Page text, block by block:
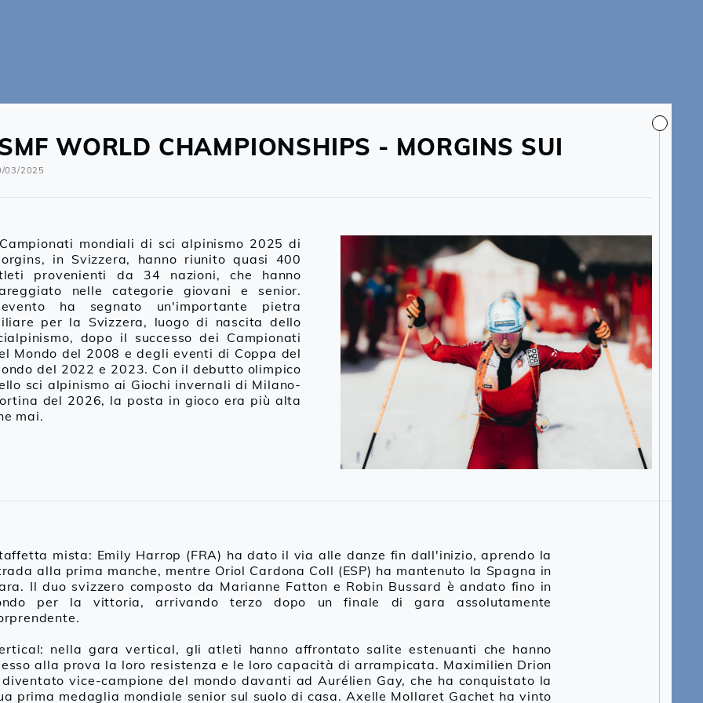
LA TUA
POMOCA
WORLD CHAMPIONSHIPS - MORGINS SUI
03/2025
mondiali di sci alpinismo 2025 di
in Svizzera, hanno riunito quasi 400
provenienti da 34 nazioni, che hanno
nelle categorie giovani e senior.
ha segnato un'importante pietra
per la Svizzera, luogo di nascita dello
dopo il successo dei Campionati
Mondo del 2008 e degli eventi di Coppa del
del 2022 e 2023. Con il debutto olimpico
sci alpinismo ai Giochi invernali di Milano-
del 2026, la posta in gioco era più alta
mai.
mista: Emily Harrop (FRA) ha dato il via alle danze fin dall'inizio, aprendo la
alla prima manche, mentre Oriol Cardona Coll (ESP) ha mantenuto la Spagna in
Il duo svizzero composto da Marianne Fatton e Robin Bussard è andato fino in
per la vittoria, arrivando terzo dopo un finale di gara assolutamente
nella gara vertical, gli atleti hanno affrontato salite estenuanti che hanno
alla prova la loro resistenza e le loro capacità di arrampicata. Maximilien Drion
vice-campione del mondo davanti ad Aurélien Gay, che ha conquistato la
prima medaglia mondiale senior sul suolo di casa. Axelle Mollaret Gachet ha vinto